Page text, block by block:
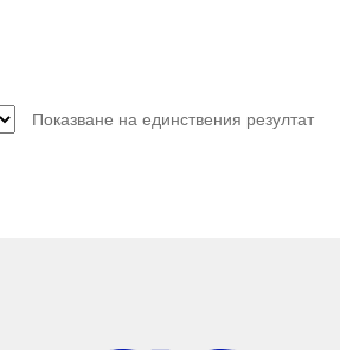
Показване на единствения резултат